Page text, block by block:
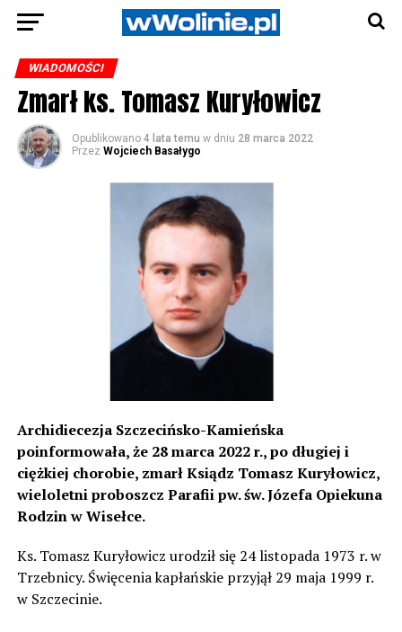
WIADOMOŚCI
Zmarł ks. Tomasz Kuryłowicz
Opublikowano 4 lata temu w dniu 28 marca 2022
Przez Wojciech Basałygo
Archidiecezja Szczecińsko-Kamieńska
poinformowała, że 28 marca 2022 r., po długiej i
ciężkiej chorobie, zmarł Ksiądz Tomasz Kuryłowicz,
wieloletni proboszcz Parafii pw. św. Józefa Opiekuna
Rodzin w Wisełce.
Ks. Tomasz Kuryłowicz urodził się 24 listopada 1973 r. w
Trzebnicy. Święcenia kapłańskie przyjął 29 maja 1999 r.
w Szczecinie.